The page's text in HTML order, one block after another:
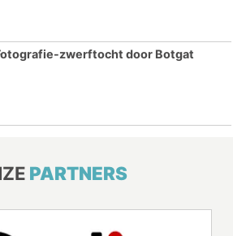
zwerftocht door Botgat
PARTNERS